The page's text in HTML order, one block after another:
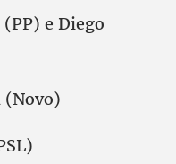
e Diego
(Novo)